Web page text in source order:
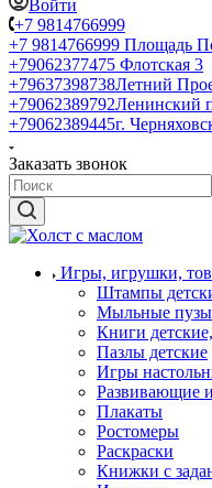
Войти
+7 9814766999
+7 9814766999 Площадь
+79062377475 Флотская 3
+79637398738Летний
+79062389792Ленинский
+79062389445г.
Заказать звонок
Игры, игрушки,
Штампы
Мыльные
Книги
Пазлы детские
Игры
Развивающие
Плакаты
Ростомеры
Раскраски
Книжки с